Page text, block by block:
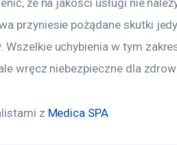
że na jakości usługi nie
przyniesie pożądane skutki
uchybienia w tym
wręcz niebezpieczne dla
z Medica SPA